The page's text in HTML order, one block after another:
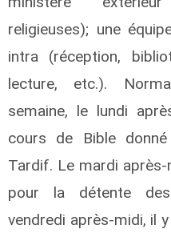
religieuses); une
intra (réception,
lecture, etc.).
semaine, le lundi
cours de Bible
Tardif. Le mardi
pour la détente
vendredi après-midi, il